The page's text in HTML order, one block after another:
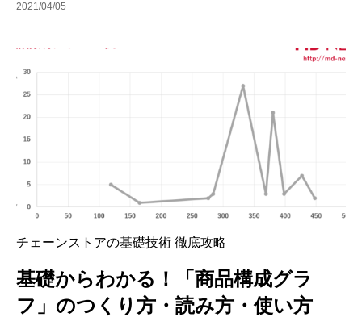
2021/04/05
チェーンストアの基礎技術 徹底攻略
基礎からわかる！「商品構成グラ
フ」のつくり方・読み方・使い方